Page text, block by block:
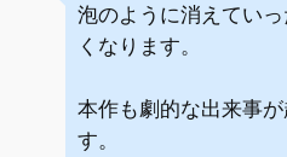
泡のように消えてい
くなります。
本作も劇的な出来事
す。